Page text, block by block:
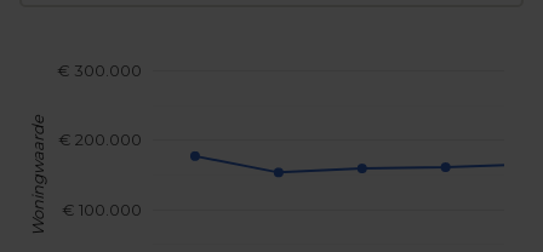
€ 100.000
€ 200.000
€ 300.000
Woningwaarde